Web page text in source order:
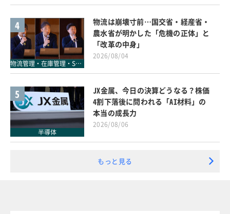
4
物流管理・在庫管理・SCM
物流は崩壊寸前…国交省・経産省・
農水省が明かした「危機の正体」と
「改革の中身」
2026/08/04
5
半導体
JX金属、今日の決算どうなる？株価
4割下落後に問われる「AI材料」の
本当の成長力
2026/08/06
もっと見る